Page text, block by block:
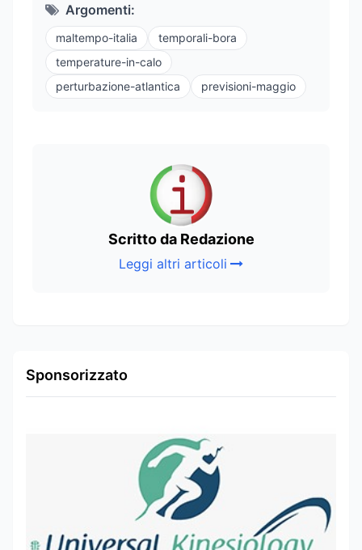
Argomenti:
maltempo-italia
temporali-bora
temperature-in-calo
perturbazione-atlantica
previsioni-maggio
Scritto da Redazione
Leggi altri articoli
Sponsorizzato